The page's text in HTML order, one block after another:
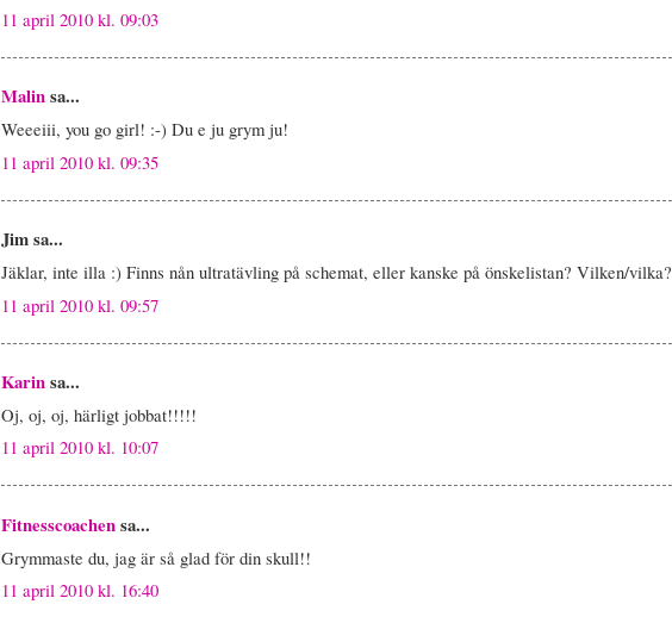
11 april 2010 kl. 09:03
Malinsa...
Weeeiii, you go girl! :-) Du e ju grym ju!
11 april 2010 kl. 09:35
Jim sa...
Jäklar, inte illa :) Finns nån ultratävling på schemat, eller kanske på önskelistan? Vilken/vilka?
11 april 2010 kl. 09:57
Karinsa...
Oj, oj, oj, härligt jobbat!!!!!
11 april 2010 kl. 10:07
Fitnesscoachensa...
Grymmaste du, jag är så glad för din skull!!
11 april 2010 kl. 16:40